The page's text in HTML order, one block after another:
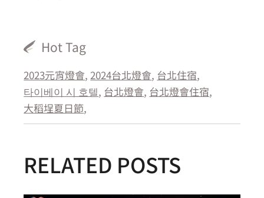
Hot Tag
2023元宵燈會 2024台北燈會 台北住宿
타이베이 시 호텔 台北燈會 台北燈會住宿
大稻埕夏日節
RELATED POSTS